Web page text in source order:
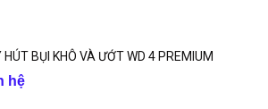
HÚT BỤI KHÔ VÀ ƯỚT WD 4 PREMIUM
hệ